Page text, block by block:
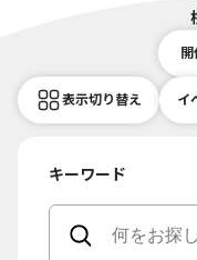
開
表示切り替え イ
キーワード